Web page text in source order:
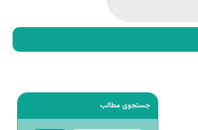
جستجوی مطالب